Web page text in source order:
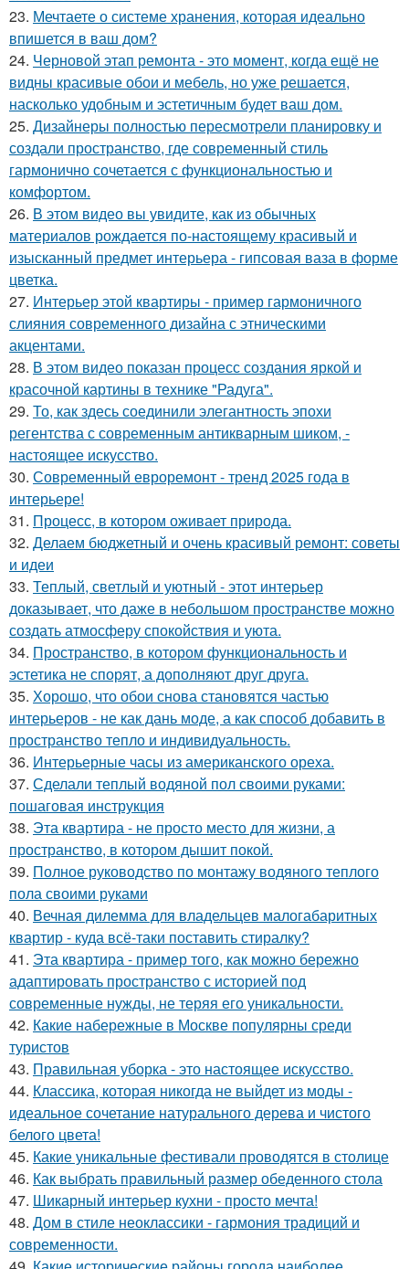
23. Мечтаете о системе хранения, которая идеально
впишется в ваш дом?
24. Черновой этап ремонта - это момент, когда ещё не
видны красивые обои и мебель, но уже решается,
насколько удобным и эстетичным будет ваш дом.
25. Дизайнеры полностью пересмотрели планировку и
создали пространство, где современный стиль
гармонично сочетается с функциональностью и
комфортом.
26. В этом видео вы увидите, как из обычных
материалов рождается по-настоящему красивый и
изысканный предмет интерьера - гипсовая ваза в форме
цветка.
27. Интерьер этой квартиры - пример гармоничного
слияния современного дизайна с этническими
акцентами.
28. В этом видео показан процесс создания яркой и
красочной картины в технике "Радуга".
29. То, как здесь соединили элегантность эпохи
регентства с современным антикварным шиком, -
настоящее искусство.
30. Современный евроремонт - тренд 2025 года в
интерьере!
31. Процесс, в котором оживает природа.
32. Делаем бюджетный и очень красивый ремонт: советы
и идеи
33. Теплый, светлый и уютный - этот интерьер
доказывает, что даже в небольшом пространстве можно
создать атмосферу спокойствия и уюта.
34. Пространство, в котором функциональность и
эстетика не спорят, а дополняют друг друга.
35. Хорошо, что обои снова становятся частью
интерьеров - не как дань моде, а как способ добавить в
пространство тепло и индивидуальность.
36. Интерьерные часы из американского ореха.
37. Сделали теплый водяной пол своими руками:
пошаговая инструкция
38. Эта квартира - не просто место для жизни, а
пространство, в котором дышит покой.
39. Полное руководство по монтажу водяного теплого
пола своими руками
40. Вечная дилемма для владельцев малогабаритных
квартир - куда всё-таки поставить стиралку?
41. Эта квартира - пример того, как можно бережно
адаптировать пространство с историей под
современные нужды, не теряя его уникальности.
42. Какие набережные в Москве популярны среди
туристов
43. Правильная уборка - это настоящее искусство.
44. Классика, которая никогда не выйдет из моды -
идеальное сочетание натурального дерева и чистого
белого цвета!
45. Какие уникальные фестивали проводятся в столице
46. Как выбрать правильный размер обеденного стола
47. Шикарный интерьер кухни - просто мечта!
48. Дом в стиле неоклассики - гармония традиций и
современности.